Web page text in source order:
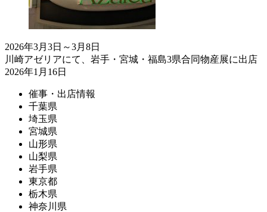
2026年3月3日～3月8日
川崎アゼリアにて、岩手・宮城・福島3県合同物産展に出店
2026年1月16日
催事・出店情報
千葉県
埼玉県
宮城県
山形県
山梨県
岩手県
東京都
栃木県
神奈川県